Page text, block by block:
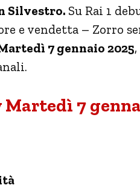
Silvestro. Su Rai 1
e vendetta – Zorro
7 gennaio 2025
7